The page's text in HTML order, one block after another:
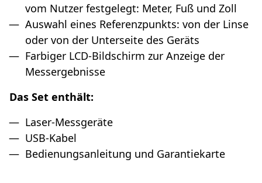
vom Nutzer festgelegt: Meter, Fuß und Zoll
Auswahl eines Referenzpunkts: von der Linse
oder von der Unterseite des Geräts
Farbiger LCD-Bildschirm zur Anzeige der
Messergebnisse
Das Set enthält:
Laser-Messgeräte
USB-Kabel
Bedienungsanleitung und Garantiekarte